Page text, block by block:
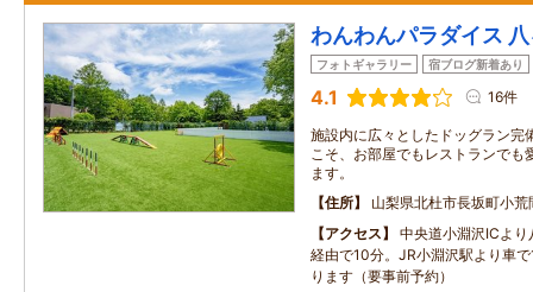
わんわんパラダイス
フォトギャラリー 宿ブログ新着あり
4.1 16件
施設内に広々としたドッグラン完
こそ、お部屋でもレストランでも
ます。
住所
山梨県北杜市長坂町小荒
アクセス
中央道小淵沢ICよ
経由で10分。JR小淵沢駅より車
ります（要事前予約）